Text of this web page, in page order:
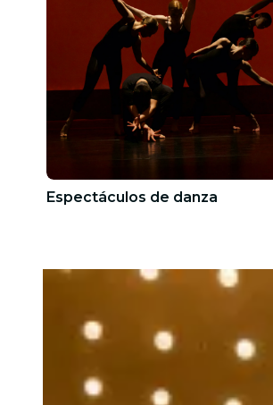
Espectáculos de danza